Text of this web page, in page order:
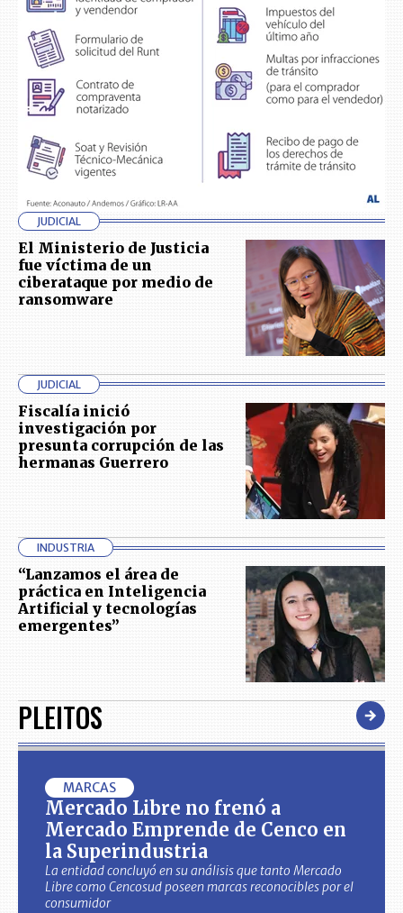
JUDICIAL
El Ministerio de Justicia
fue víctima de un
ciberataque por medio de
ransomware
JUDICIAL
Fiscalía inició
investigación por
presunta corrupción de las
hermanas Guerrero
INDUSTRIA
“Lanzamos el área de
práctica en Inteligencia
Artificial y tecnologías
emergentes”
PLEITOS
MARCAS
Mercado Libre no frenó a
Mercado Emprende de Cenco en
la Superindustria
La entidad concluyó en su análisis que tanto Mercado
Libre como Cencosud poseen marcas reconocibles por el
consumidor